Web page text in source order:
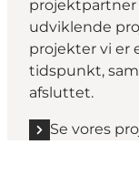
udviklende
projekter vi er
tidspunkt,
afsluttet.
Se vores